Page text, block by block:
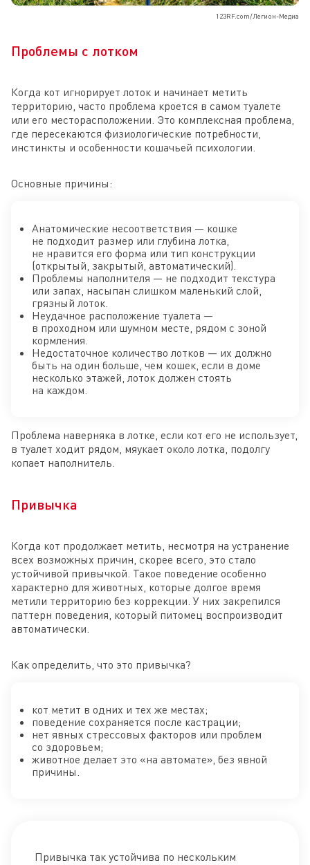
123RF.com/Легион-Медиа
Проблемы с лотком
Когда кот игнорирует лоток и начинает метить
территорию, часто проблема кроется в самом туалете
или его месторасположении. Это комплексная проблема,
где пересекаются физиологические потребности,
инстинкты и особенности кошачьей психологии.
Основные причины:
Анатомические несоответствия — кошке
не подходит размер или глубина лотка,
не нравится его форма или тип конструкции
(открытый, закрытый, автоматический).
Проблемы наполнителя — не подходит текстура
или запах, насыпан слишком маленький слой,
грязный лоток.
Неудачное расположение туалета —
в проходном или шумном месте, рядом с зоной
кормления.
Недостаточное количество лотков — их должно
быть на один больше, чем кошек, если в доме
несколько этажей, лоток должен стоять
на каждом.
Проблема наверняка в лотке, если кот его не использует,
в туалет ходит рядом, мяукает около лотка, подолгу
копает наполнитель.
Привычка
Когда кот продолжает метить, несмотря на устранение
всех возможных причин, скорее всего, это стало
устойчивой привычкой. Такое поведение особенно
характерно для животных, которые долгое время
метили территорию без коррекции. У них закрепился
паттерн поведения, который питомец воспроизводит
автоматически.
Как определить, что это привычка?
кот метит в одних и тех же местах;
поведение сохраняется после кастрации;
нет явных стрессовых факторов или проблем
со здоровьем;
животное делает это «на автомате», без явной
причины.
Привычка так устойчива по нескольким